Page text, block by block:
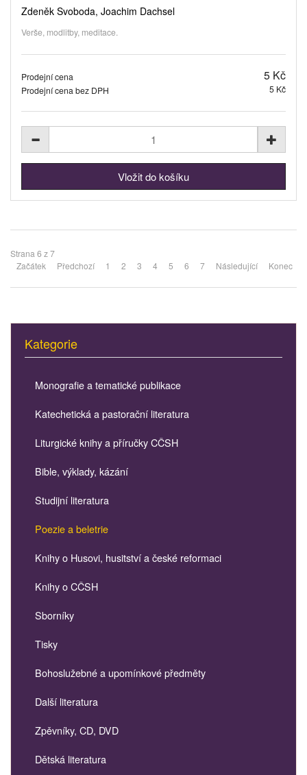
Zdeněk Svoboda, Joachim Dachsel
Verše, modlitby, meditace.
Prodejní cena 5 Kč
Prodejní cena bez DPH 5 Kč
Strana 6 z 7
Začátek
Předchozí 1 2 3 4 5 6 7 Následující Konec
Kategorie
Monografie a tematické publikace
Katechetická a pastorační literatura
Liturgické knihy a příručky CČSH
Bible, výklady, kázání
Studijní literatura
Poezie a beletrie
Knihy o Husovi, husitství a české reformaci
Knihy o CČSH
Sborníky
Tisky
Bohoslužebné a upomínkové předměty
Další literatura
Zpěvníky, CD, DVD
Dětská literatura